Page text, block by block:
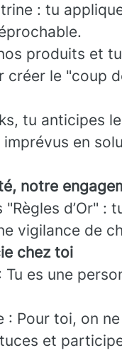
: tu
produits et
créer le "coup
tu anticipes
en
notre
"Règles d’Or"
vigilance de
chez toi
Tu es une
: Pour toi, on
et